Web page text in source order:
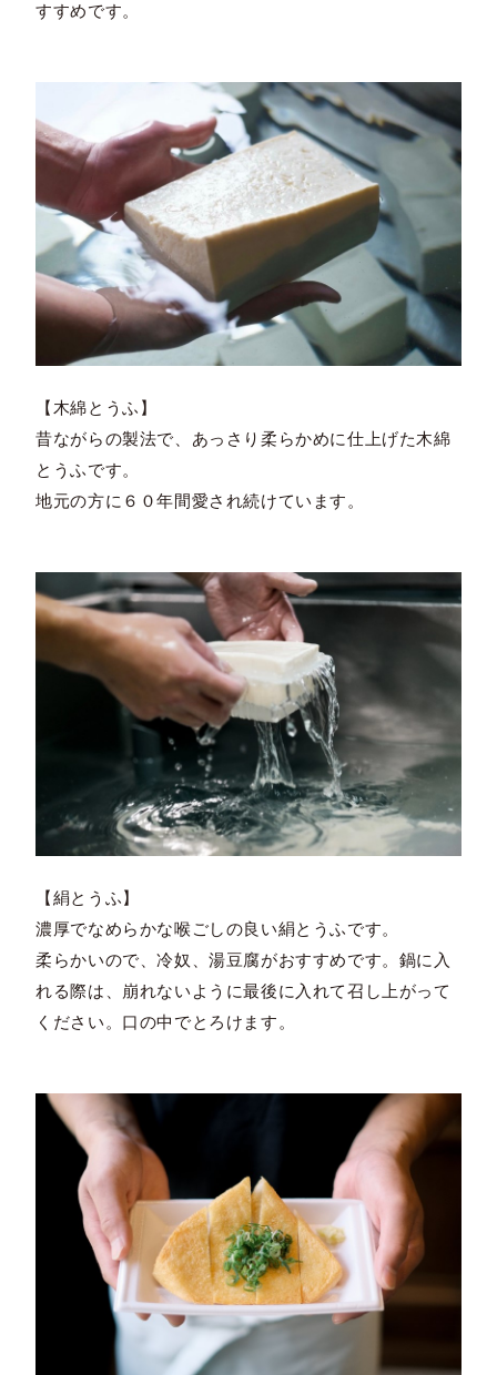
すすめです。
【木綿とうふ】
昔ながらの製法で、あっさり柔らかめに仕上げた木綿
とうふです。
地元の方に６０年間愛され続けています。
【絹とうふ】
濃厚でなめらかな喉ごしの良い絹とうふです。
柔らかいので、冷奴、湯豆腐がおすすめです。鍋に入
れる際は、崩れないように最後に入れて召し上がって
ください。口の中でとろけます。